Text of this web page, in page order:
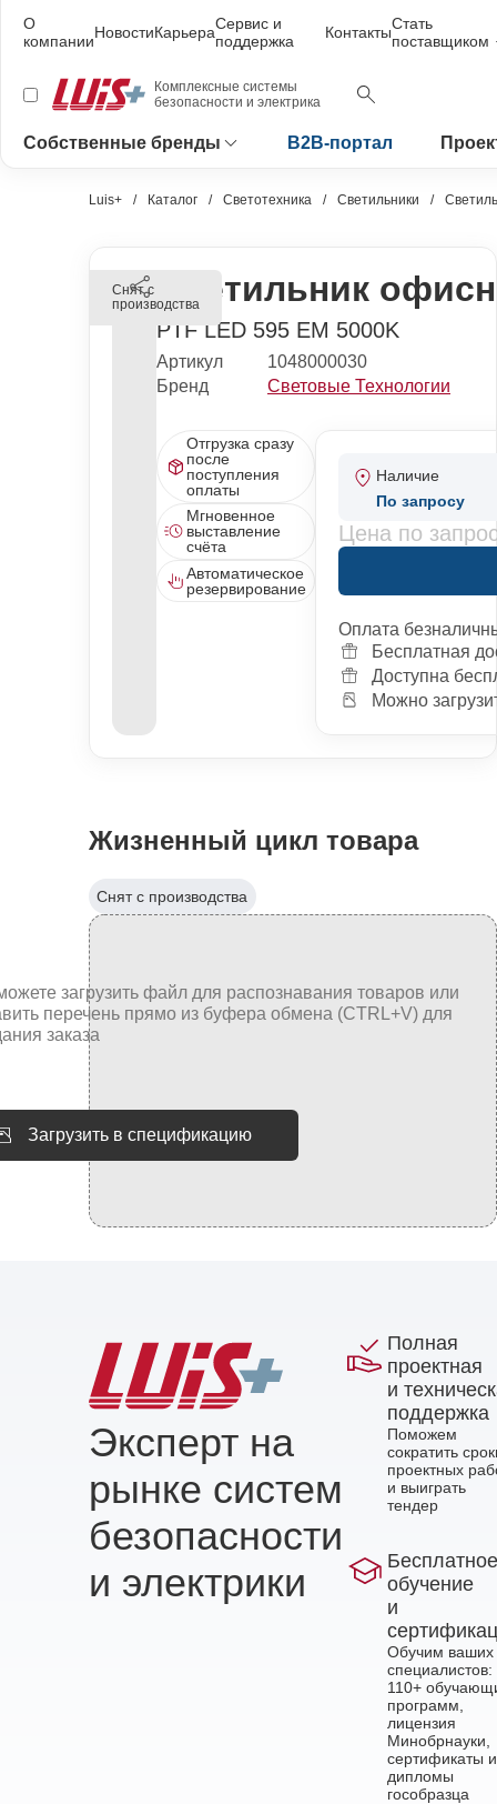
О
компанииНовостиКарьераСервис и
поддержка
КонтактыСтать
поставщиком
Комплексные системы
безопасности и электрика
Собственные бренды B2B-портал
Luis+ Каталог Светотехника Светильники
Снят с
производстваСветильник
PTF LED 595 EM 5000K
Артикул
1048000030
Бренд
Световые Технологии
Отгрузка сразу
после
поступления
оплаты
Мгновенное
выставление
счёта
Автоматическое
резервирование
Наличие
По запросу
Цена по
Оплата
Бесплатная
Доступна
Можно
Жизненный цикл товара
Снят с производства
Загрузить в спецификацию
Эксперт на
рынке систем
безопасности
и электрики
Полная
проектная
и
поддержка
Поможем
сократить
проектных
и выиграть
тендер
Бесплатное
обучение
и
Обучим ваших
специалистов:
110+
программ,
лицензия
Минобрнауки,
сертификаты и
дипломы
гособразца